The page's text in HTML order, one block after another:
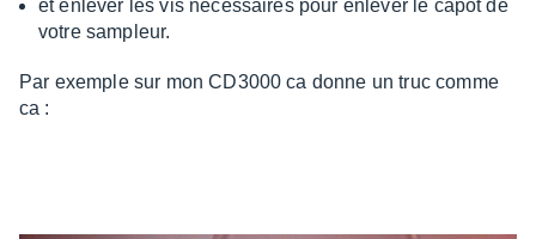
et enlever les vis nécessaires pour enlever le capot de
votre sampleur.
Par exemple sur mon CD3000 ca donne un truc comme
ca :